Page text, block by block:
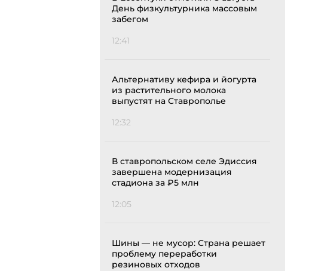
День физкультурника массовым
забегом
12:41
Альтернативу кефира и йогурта
из растительного молока
выпустят на Ставрополье
12:32
В ставропольском селе Эдиссия
завершена модернизация
стадиона за ₽5 млн
12:05
Шины — не мусор: Страна решает
проблему переработки
резиновых отходов